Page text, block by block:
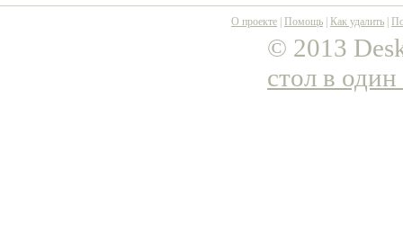
О проекте Помощь Как удалить
© 2013
стол в